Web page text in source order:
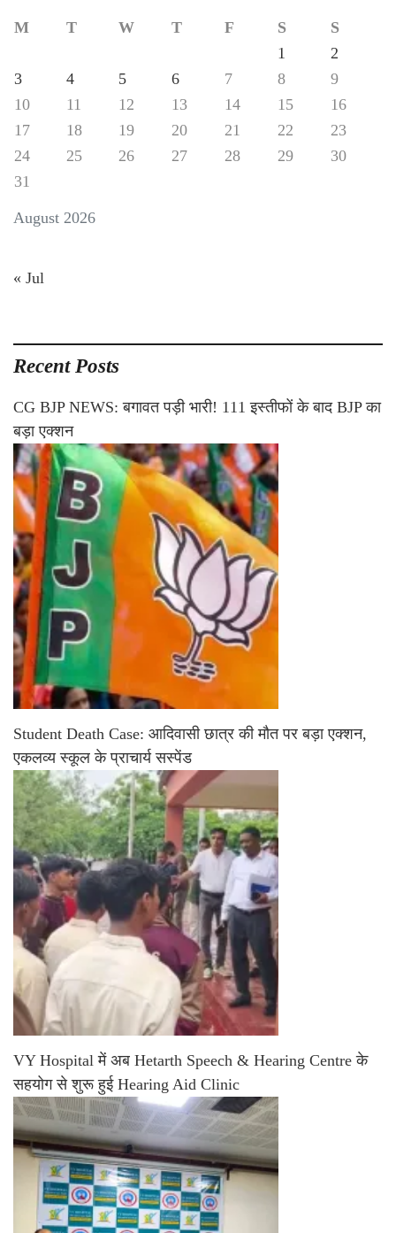
August 2026
M T W T F S
S
1
2
3
4 5 6 7 8
9
10
11 12 13 14 15
16
17
18 19 20 21 22
23
24
25 26 27 28 29
30
31
« Jul
Recent Posts
CG BJP NEWS: बगावत पड़ी भारी! 111 इस्तीफों के बाद BJP का
बड़ा एक्शन
Student Death Case: आदिवासी छात्र की मौत पर बड़ा एक्शन,
एकलव्य स्कूल के प्राचार्य सस्पेंड
VY Hospital में अब Hetarth Speech & Hearing Centre के
सहयोग से शुरू हुई Hearing Aid Clinic